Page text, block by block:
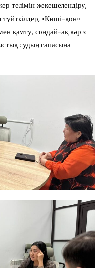
телімін жекешелендіру,
түйткілдер, «Көші-қон»
қамту, сондай-ақ кәріз
судың сапасына